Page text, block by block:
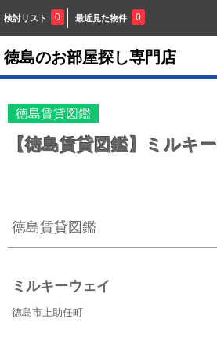
検討リスト 0 最近見た物件 0
徳島のお部屋探し専門店
徳島賃貸図鑑
【徳島賃貸図鑑】ミルキ
徳島賃貸図鑑
ミルキーウェイ
徳島市上助任町